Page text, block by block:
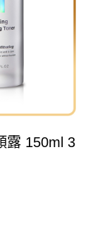
露 150ml 3